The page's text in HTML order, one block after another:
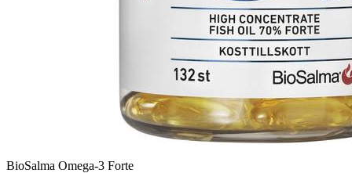
BioSalma Omega-3 Forte